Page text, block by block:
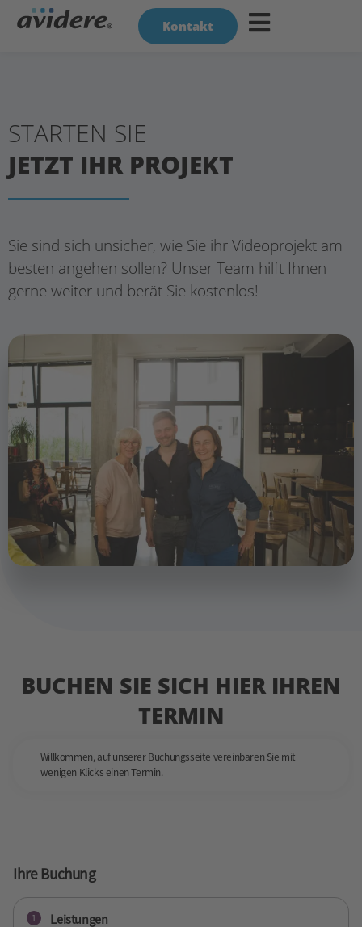
Kontakt
STARTEN SIE
JETZT IHR PROJEKT
Sie sind sich unsicher, wie Sie ihr Videoprojekt am
besten angehen sollen? Unser Team hilft Ihnen
gerne weiter und berät Sie kostenlos!
BUCHEN SIE SICH HIER IHREN
TERMIN